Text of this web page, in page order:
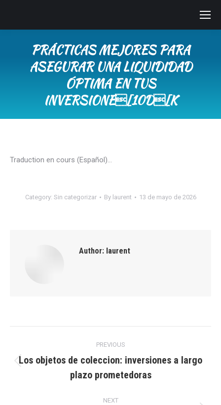
PRÁCTICAS MEJORES PARA
ASEGURAR UNA LIQUIDIDAD
ÓPTIMA EN TUS
INVERSIONE[10D[K
Traduction en cours (Español)…
Category: Sin categorizar By laurent 13 de mayo de 2026
Author: laurent
navigation
PREVIOUS
post:
Los objetos de coleccion: inversiones a largo
plazo prometedoras
NEXT